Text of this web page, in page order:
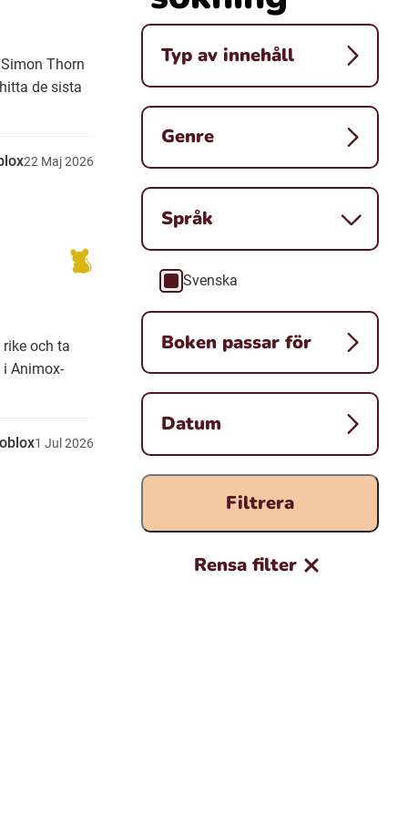
Typ av innehåll
Genre
Språk
Språk
Svenska
Boken passar för
Datum
Filtrera
Rensa filter
Thorn
de sista
22 Maj2026
och ta
Animox-
1 Jul 2026